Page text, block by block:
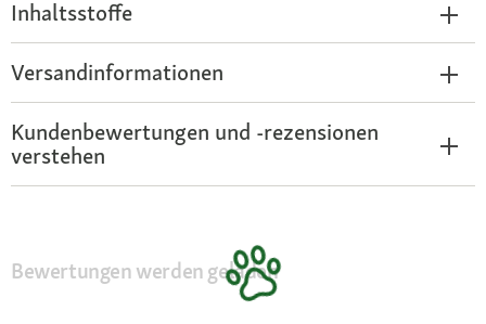
Inhaltsstoffe
Versandinformationen
Kundenbewertungen und -rezensionen
verstehen
Bewertungen werden geladen